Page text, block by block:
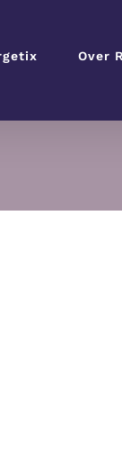
Over